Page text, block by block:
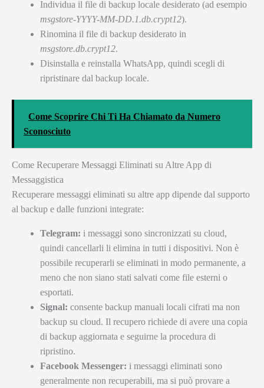
Individua il file di backup locale desiderato (ad esempio
msgstore-YYYY-MM-DD.1.db.crypt12).
Rinomina il file di backup desiderato in
msgstore.db.crypt12.
Disinstalla e reinstalla WhatsApp, quindi scegli di
ripristinare dal backup locale.
Come Scoprire Chi Ti Ha Chiamato da Numero
Sconosciuto
Come Recuperare Messaggi Eliminati su Altre App di
Messaggistica
Recuperare messaggi eliminati su altre app dipende dal supporto
al backup e dalle funzioni integrate:
Telegram: i messaggi sono sincronizzati su cloud,
quindi cancellarli li elimina in tutti i dispositivi. Non è
possibile recuperarli se eliminati in modo permanente, a
meno che non siano stati salvati come file esterni o
esportati.
Signal: consente backup manuali locali cifrati ma non
backup su cloud. Il recupero richiede di avere una copia
di backup aggiornata e seguirne la procedura di
ripristino.
Facebook Messenger: i messaggi eliminati sono
generalmente non recuperabili, ma si può provare a